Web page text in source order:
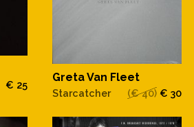
€ 25
Greta Van Fleet
Starcatcher (€ 40) € 30